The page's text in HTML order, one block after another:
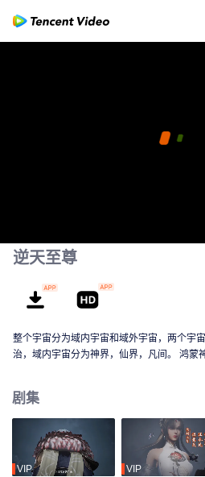
逆天至尊
整个宇宙分为域内宇宙和域外宇宙，两个宇
治，域内宇宙分为神界，仙界，凡间。 鸿蒙
宙入侵时，鸿蒙至尊被混沌至尊和始源至尊
回。鸿蒙至尊亲人手下被杀，家园被夺，理
尊也背叛了他。而且在他万世轮回中被世世
身上。 谭云是望月镇小贵族谭家的少爷，
激才能觉醒。在婚礼中，谭云撞见未婚妻与
剧集
VIP VIP